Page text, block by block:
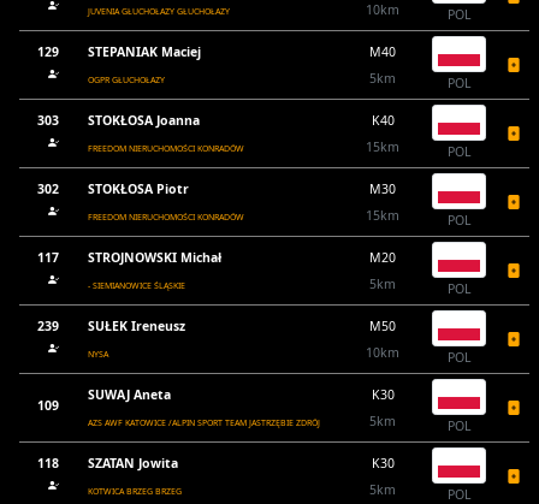
JUVENIA GŁUCHOŁAZY GŁUCHOŁAZY
10km
POL
129 STEPANIAK Maciej
OGPR GŁUCHOŁAZY
M40
5km
POL
303 STOKŁOSA Joanna
FREEDOM NIERUCHOMOŚCI KONRADÓW
K40
15km
POL
302 STOKŁOSA Piotr
FREEDOM NIERUCHOMOŚCI KONRADÓW
M30
15km
POL
117 STROJNOWSKI Michał
- SIEMIANOWICE ŚLĄSKIE
M20
5km
POL
239 SUŁEK Ireneusz
NYSA
M50
10km
POL
109
SUWAJ Aneta
AZS AWF KATOWICE /ALPIN SPORT TEAM JASTRZĘBIE ZDRÓJ
K30
5km
POL
118 SZATAN Jowita
KOTWICA BRZEG BRZEG
K30
5km
POL